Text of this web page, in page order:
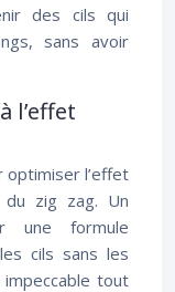
des cils qui
sans avoir
l’effet
optimiser l’effet
du zig zag. Un
une formule
cils sans les
tout